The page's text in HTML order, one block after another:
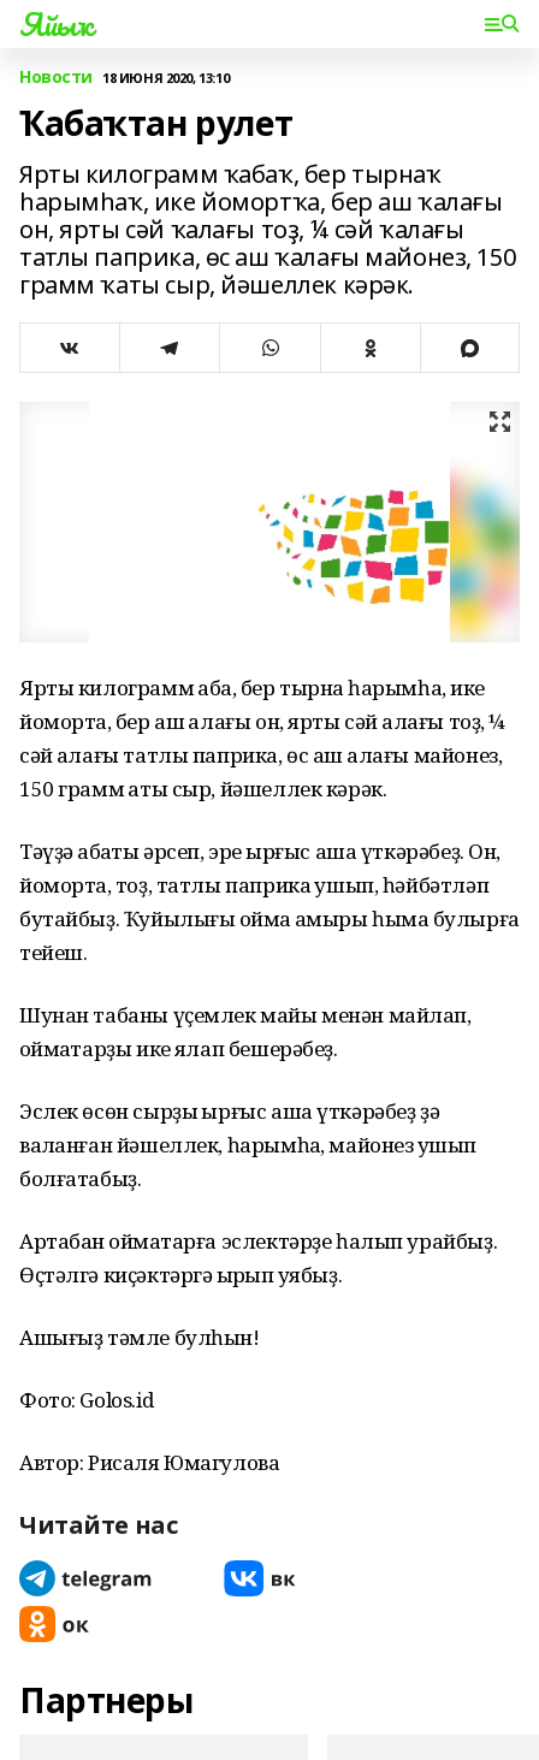
Яйыҡ
Новости 18 ИЮНЯ 2020, 13:10
Ҡабаҡтан рулет
Ярты килограмм ҡабаҡ, бер тырнаҡ
һарымһаҡ, ике йомортҡа, бер аш ҡалағы
он, ярты сәй ҡалағы тоҙ, ¼ сәй ҡалағы
татлы паприка, өс аш ҡалағы майонез, 150
грамм ҡаты сыр, йәшеллек кәрәк.
Ярты килограмм ҡабаҡ, бер тырнаҡ һарымһаҡ, ике
йомортҡа, бер аш ҡалағы он, ярты сәй ҡалағы тоҙ, ¼
сәй ҡалағы татлы паприка, өс аш ҡалағы майонез,
150 грамм ҡаты сыр, йәшеллек кәрәк.
Тәүҙә ҡабаҡты әрсеп, эре ҡырғыс аша үткәрәбеҙ. Он,
йомортҡа, тоҙ, татлы паприка ҡушып, һәйбәтләп
бутайбыҙ. Ҡуйылығы ҡоймаҡ ҡамыры һымаҡ булырға
тейеш.
Шунан табаны үҫемлек майы менән майлап,
ҡоймаҡтарҙы ике яҡлап бешерәбеҙ.
Эслек өсөн сырҙы ҡырғыс аша үткәрәбеҙ ҙә
ваҡланған йәшеллек, һарымһаҡ, майонез ҡушып
болғатабыҙ.
Артабан ҡоймаҡтарға эслектәрҙе һалып урайбыҙ.
Өҫтәлгә киҫәктәргә ҡырҡып ҡуябыҙ.
Ашығыҙ тәмле булһын!
Фото: Golos.id
Автор: Рисаля Юмагулова
Читайте нас
Партнеры